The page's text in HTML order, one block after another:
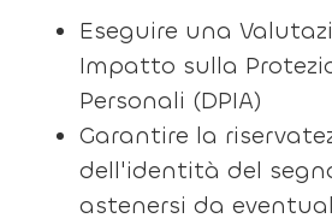
Eseguire una
Impatto sulla
Personali (DPIA)
Garantire la
dell'identità del
astenersi da